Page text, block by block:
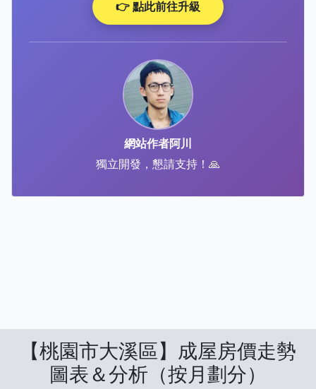
👉 點此前往升級
網站作者阿川
獨立開發，懇請支持！🙏
【桃園市大溪區】成屋房價走勢
圖表＆分析（按月劃分）